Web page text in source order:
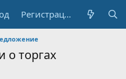
Регистрация
о торгах